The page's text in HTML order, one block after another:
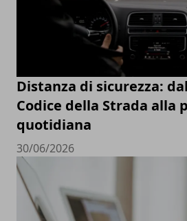
Distanza di sicurezza:
Codice della Strada alla
quotidiana
30/06/2026